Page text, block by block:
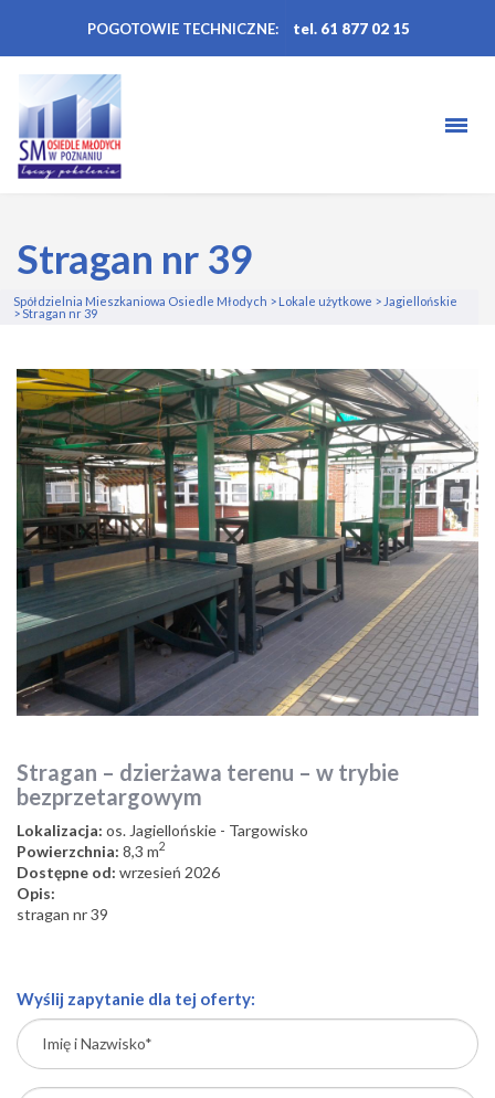
POGOTOWIE TECHNICZNE: tel. 61 877 02 15
Stragan nr 39
Spółdzielnia Mieszkaniowa Osiedle Młodych > Lokale użytkowe > Jagiellońskie
>Stragan nr 39
Stragan – dzierżawa terenu – w trybie
bezprzetargowym
Lokalizacja: os. Jagiellońskie - Targowisko
Powierzchnia: 8,3 m2
Dostępne od: wrzesień 2026
Opis:
stragan nr 39
Wyślij zapytanie dla tej oferty: